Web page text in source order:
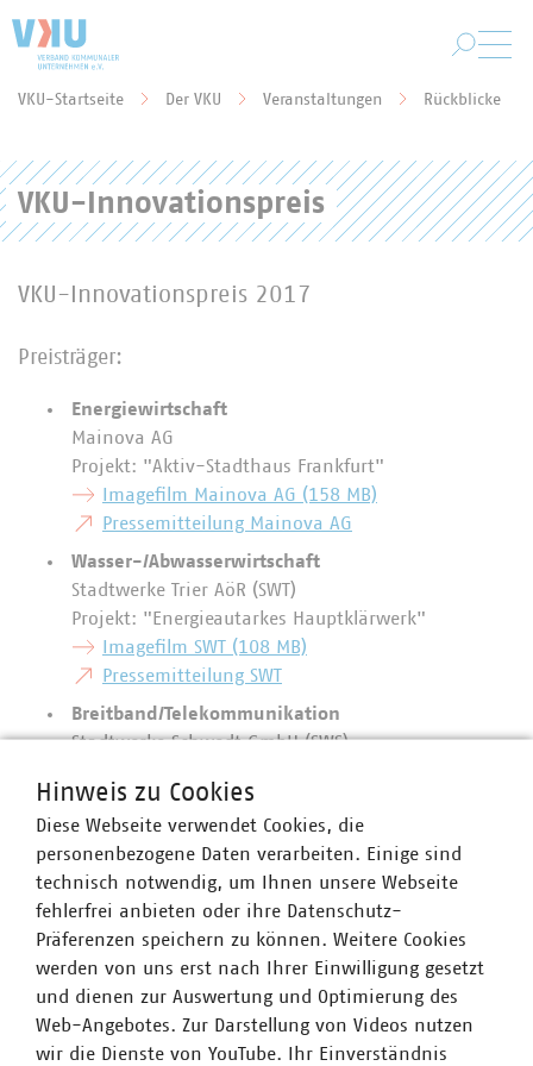
VKU-Startseite Der VKU Veranstaltungen Rückblicke
VKU-Innovationspreis
VKU-Innovationspreis 2017
Preisträger:
Energiewirtschaft
Mainova AG
Projekt: "Aktiv-Stadthaus Frankfurt"
Imagefilm Mainova AG (158 MB)
Pressemitteilung Mainova AG
Wasser-/Abwasserwirtschaft
Stadtwerke Trier AöR (SWT)
Projekt: "Energieautarkes Hauptklärwerk"
Imagefilm SWT (108 MB)
Pressemitteilung SWT
Breitband/Telekommunikation
Stadtwerke Schwedt GmbH (SWS)
Imagefilm SWS (76 MB)
Abfallwirtschaft und Stadtreinigung
Abfallwirtschaftsbetrieb München (AWM)
Projekt: Müllsammelfahrzeug "Light II"
Imagefilm AWM (142 MB)
Pressemitteilung
AWM Sonderpreis "Regionale Energiewende"
Stadtwerke Konstanz GmbH
Projekt: "Mieterstrommodell mit variablen Tarifen
Hinweis zu Cookies
Diese Webseite verwendet Cookies, die
personenbezogene Daten verarbeiten. Einige sind
technisch notwendig, um Ihnen unsere Webseite
fehlerfrei anbieten oder ihre Datenschutz-
Präferenzen speichern zu können. Weitere Cookies
werden von uns erst nach Ihrer Einwilligung gesetzt
und dienen zur Auswertung und Optimierung des
Web-Angebotes. Zur Darstellung von Videos nutzen
wir die Dienste von YouTube. Ihr Einverständnis